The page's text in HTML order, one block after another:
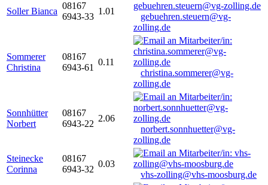
Soller Bianca
08167
6943-33
1.01
gebuehren.steuern@vg-
zolling.de
Sommerer
Christina
08167
6943-61
0.11
christina.sommerer@vg-
zolling.de
Sonnhütter
Norbert
08167
6943-22
2.06
norbert.sonnhuetter@vg-
zolling.de
Steinecke
Corinna
08167
6943-32
0.03
vhs-zolling@vhs-moosburg.de